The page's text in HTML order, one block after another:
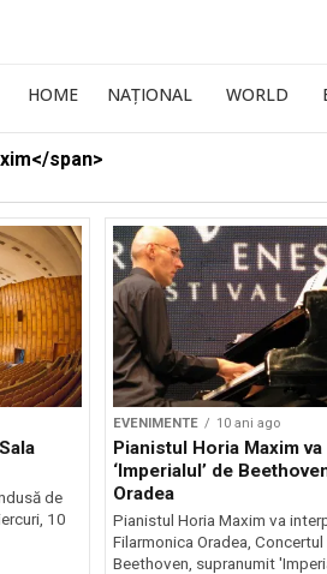
HOME NAȚIONAL WORLD
span>
de
10
EVENIMENTE 10 ani ago
Pianistul Horia Maxim
‘Imperialul’ de
Oradea
Pianistul Horia Maxim va
Filarmonica Oradea, Concertul
Beethoven, supranumit